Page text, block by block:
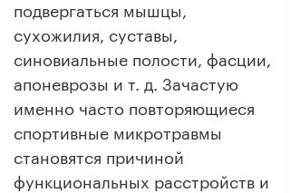
подвергаться мышцы,
сухожилия, суставы,
синовиальные полости, фасции,
апоневрозы и т. д. Зачастую
именно часто повторяющиеся
спортивные микротравмы
становятся причиной
функциональных расстройств и